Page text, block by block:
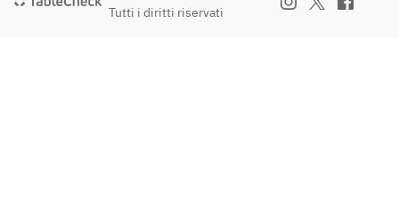
Tutti i diritti riservati